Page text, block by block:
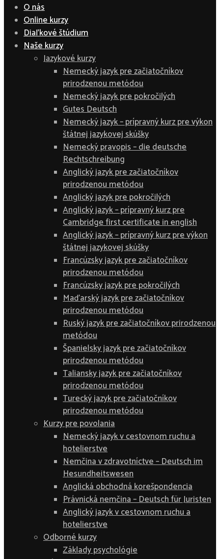
O nás
Online kurzy
Diaľkové štúdium
Naše kurzy
Jazykové kurzy
Nemecký jazyk pre začiatočníkov
prirodzenou metódou
Nemecký jazyk pre pokročilých
Gutes Deutsch
Nemecký jazyk – prípravný kurz pre výkon
štátnej jazykovej skúšky
Nemecký pravopis – die deutsche
Rechtschreibung
Anglický jazyk pre začiatočníkov
prirodzenou metódou
Anglický jazyk pre pokročilých
Anglický jazyk – prípravný kurz pre
Cambridge first certificate in english
Anglický jazyk – prípravný kurz pre výkon
štátnej jazykovej skúšky
Francúzsky jazyk pre začiatočníkov
prirodzenou metódou
Francúzsky jazyk pre pokročilých
Maďarský jazyk pre začiatočníkov
prirodzenou metódou
Ruský jazyk pre začiatočníkov prirodzenou
metódou
Španielsky jazyk pre začiatočníkov
prirodzenou metódou
Taliansky jazyk pre začiatočníkov
prirodzenou metódou
Turecký jazyk pre začiatočníkov
prirodzenou metódou
Kurzy pre povolania
Nemecký jazyk v cestovnom ruchu a
hotelierstve
Nemčina v zdravotníctve – Deutsch im
Hesundheitswesen
Anglická obchodná korešpondencia
Právnická nemčina – Deutsch für Juristen
Anglický jazyk v cestovnom ruchu a
hotelierstve
Odborné kurzy
Základy psychológie